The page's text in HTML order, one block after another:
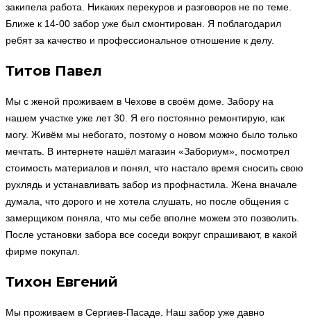
закипела работа. Никаких перекуров и разговоров не по теме.
Ближе к 14-00 забор уже был смонтирован. Я поблагодарил
ребят за качество и профессиональное отношение к делу.
Титов Павел
Мы с женой проживаем в Чехове в своём доме. Забору на
нашем участке уже лет 30. Я его постоянно ремонтирую, как
могу. Живём мы небогато, поэтому о новом можно было только
мечтать. В интернете нашёл магазин «Забориум», посмотрел
стоимость материалов и понял, что настало время сносить свою
рухлядь и устанавливать забор из профнастила. Жена вначале
думала, что дорого и не хотела слушать, но после общения с
замерщиком поняла, что мы себе вполне можем это позволить.
После установки забора все соседи вокруг спрашивают, в какой
фирме покупал.
Тихон Евгений
Мы проживаем в Сергиев-Пасаде. Наш забор уже давно